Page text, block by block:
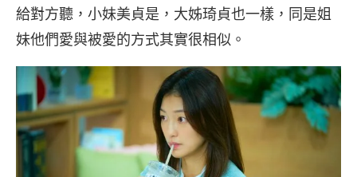
給對方聽，小妹美貞是，大姊琦貞也一樣，同是姐
妹他們愛與被愛的方式其實很相似。